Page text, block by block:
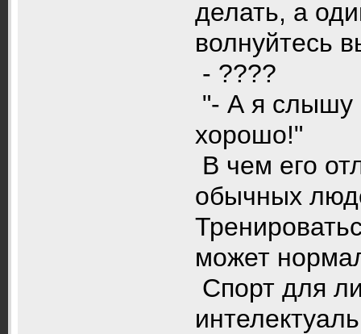
делать, а
волнуйтесь
- ????
"- А я слышу
хорошо!"
В чем его
обычных
может
Спорт для